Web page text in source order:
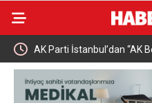
AK Parti İstanbul’dan “AK
programı